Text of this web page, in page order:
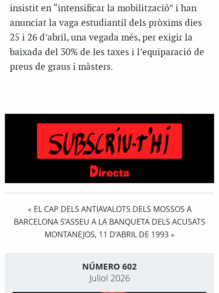
insistit en “intensificar la mobilització” i han
anunciat la vaga estudiantil dels pròxims dies
25 i 26 d’abril, una vegada més, per exigir la
baixada del 30% de les taxes i l’equiparació de
preus de graus i màsters.
« EL CAP DELS ANTIAVALOTS DELS MOSSOS A
BARCELONA S’ASSEU A LA BANQUETA DELS ACUSATS
MONTANEJOS, 11 D’ABRIL DE 1993 »
NÚMERO 602
Juliol 2026